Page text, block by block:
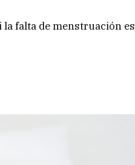
falta de menstruación es